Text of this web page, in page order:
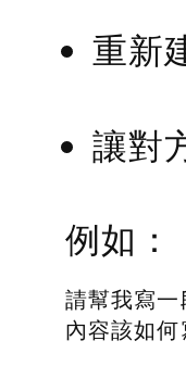
重新
讓對
例如：
請幫我寫
內容該如何